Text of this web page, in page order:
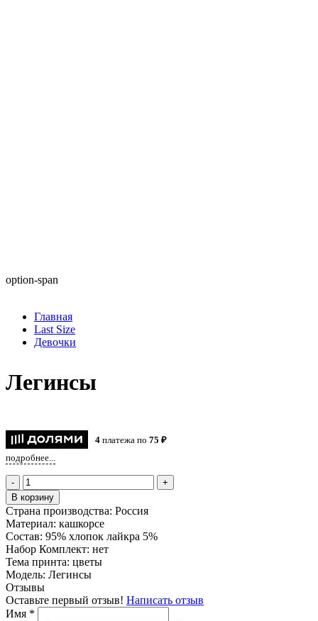
option-span
Главная
Last Size
Девочки
Легинсы
4 платежа по 75 ₽
подробнее...
-
+
В корзину
Страна производства: Россия
Материал: кашкорсе
Состав: 95% хлопок лайкра 5%
Набор Комплект: нет
Тема принта: цветы
Модель: Легинсы
Отзывы
Оставьте первый отзыв! Написать отзыв
Имя *